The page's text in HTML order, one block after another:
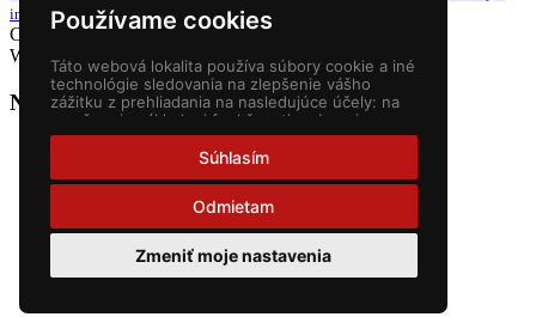
Používame cookies
Táto webová lokalita používa súbory cookie a iné
technológie sledovania na zlepšenie vášho
zážitku z prehliadania na nasledujúce účely: na
umožnenie základnej funkčnosti webovej
stránky,pre lepší zážitok na webe,na meranie
vášho záujmu o naše produkty a služby a na
prispôsobenie marketingových interakcií
zobrazovanie reklám ktoré sú pre vás
Súhlasím
Odmietam
Zmeniť moje nastavenia
iné
Copyright © 2026 Suzuki diely. Všetky práva vyhradené.
Webstránky
NEONUS s.r.o.
Nákupný košík